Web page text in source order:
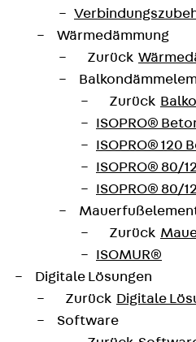
Wärmedämmung
Zurück
Zurück
ISOPRO®
ISOPRO® 120
ISOPRO® 80/
ISOPRO® 80/
Zurück
ISOMUR®
Digitale Lösungen
Zurück Digitale
Software